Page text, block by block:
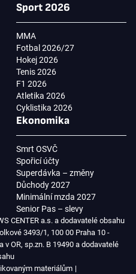
Sport 2026
MMA
Fotbal 2026/27
Hokej 2026
Tenis 2026
F1 2026
Atletika 2026
Cyklistika 2026
Ekonomika
Smrt OSVČ
Spořicí účty
Superdávka – změny
Důchody 2027
Minimální mzda 2027
Senior Pas – slevy
CENTER a.s. a dodavatelé obsahu
3493/1, 100 00 Praha 10 -
v OR, sp.zn. B 19490 a dodavatelé
materiálům